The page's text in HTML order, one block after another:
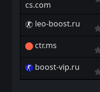
cs.com
leo-boost.ru
ctr.ms
boost-vip.ru